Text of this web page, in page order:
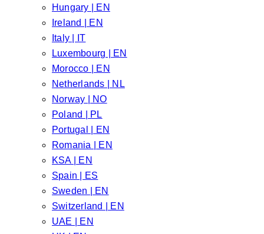
Hungary | EN
Ireland | EN
Italy | IT
Luxembourg | EN
Morocco | EN
Netherlands | NL
Norway | NO
Poland | PL
Portugal | EN
Romania | EN
KSA | EN
Spain | ES
Sweden | EN
Switzerland | EN
UAE | EN